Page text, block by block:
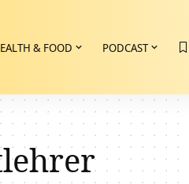
& FOOD PODCAST